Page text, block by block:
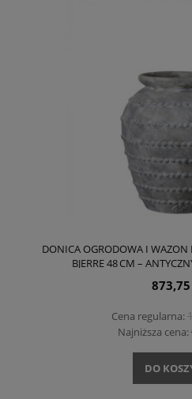
DONICA OGRODOWA I
BJERRE 48 CM –
873,75
Cena regularna:
Najniższa cena:
DO